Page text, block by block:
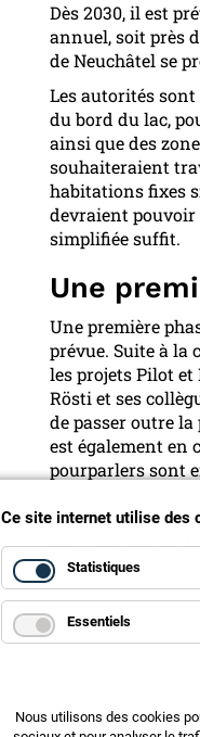
Dès 2030, il est
annuel, soit près
de Neuchâtel se
Les autorités
du bord du lac,
ainsi que des
souhaiteraient
habitations fixes
devraient pouvoir
simplifiée suffit.
Une
Une première
prévue. Suite à la
les projets Pilot
Rösti et ses
de passer outre
est également en
pourparlers sont
la flexibilité du
pyrotechniques
Ce site internet utilise des
Statistiques
Essentiels
Nous utilisons des cookies